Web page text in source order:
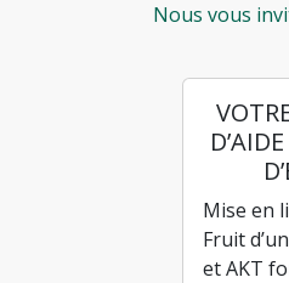
Nous vous
Mise en
Fruit
et AKT